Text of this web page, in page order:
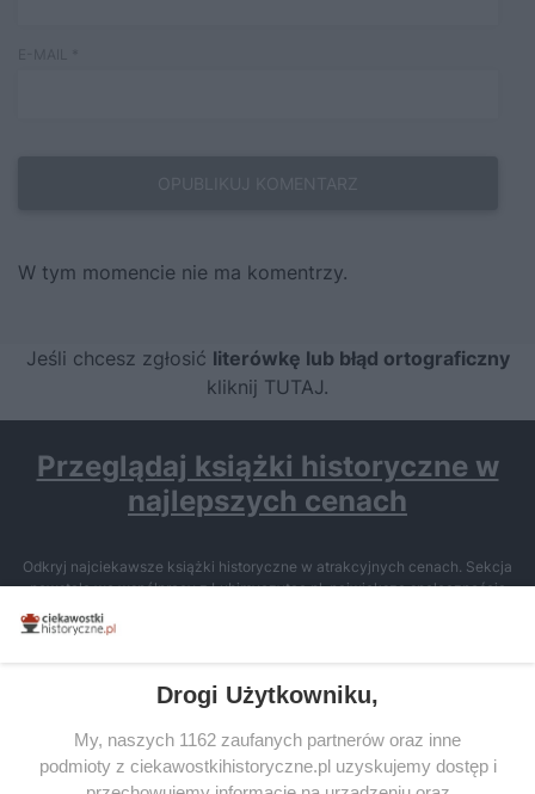
W tym momencie nie ma komentrzy.
Jeśli chcesz zgłosić literówkę lub błąd ortograficzny
kliknij TUTAJ.
Przeglądaj książki historyczne w
najlepszych cenach
Odkryj najciekawsze książki historyczne w atrakcyjnych cenach. Sekcja
powstała we współpracy z Lubimyczytac.pl, największą społecznością
miłośników literatury w Polsce – dzięki temu możesz wybierać spośród
tytułów najwyżej ocenianych przez czytelników.
SERWIS
Drogi Użytkowniku,
My, naszych 1162 zaufanych partnerów oraz inne
podmioty z ciekawostkihistoryczne.pl uzyskujemy dostęp i